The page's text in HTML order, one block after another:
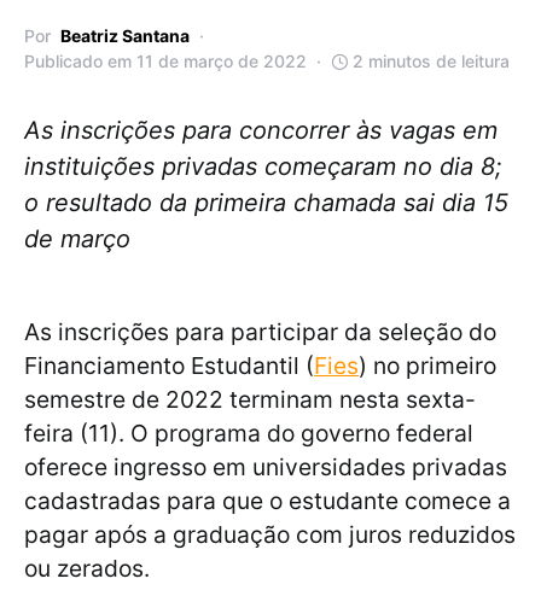
Por Beatriz Santana
Publicado em 11 de março de 2022
2 minutos de leitura
As inscrições para concorrer às vagas em
instituições privadas começaram no dia 8;
o resultado da primeira chamada sai dia 15
de março
As inscrições para participar da seleção do
Financiamento Estudantil (Fies) no primeiro
semestre de 2022 terminam nesta sexta-
feira (11). O programa do governo federal
oferece ingresso em universidades privadas
cadastradas para que o estudante comece a
pagar após a graduação com juros reduzidos
ou zerados.